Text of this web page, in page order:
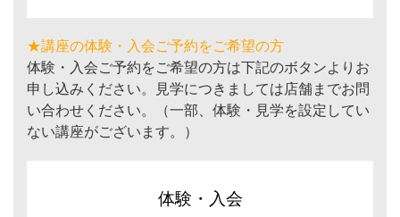
★講座の体験・入会ご予約をご希望の方
体験・入会ご予約をご希望の方は下記のボタンよりお
申し込みください。見学につきましては店舗までお問
い合わせください。（一部、体験・見学を設定してい
ない講座がございます。）
体験・入会